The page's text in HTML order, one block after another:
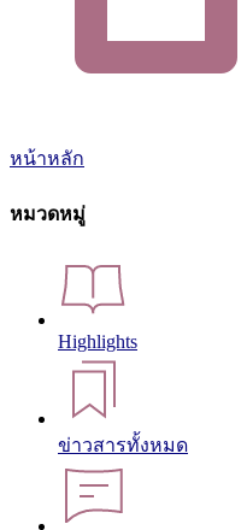
หน้าหลัก
หมวดหมู่
Highlights
ข่าวสารทั้งหมด